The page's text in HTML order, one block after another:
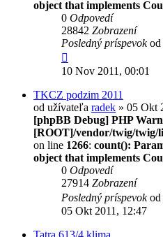
object that implements
0 Odpovedí
28842 Zobrazení
Posledný príspevok
10 Nov 2011, 00:01
TKCZ podzim 2011
od užívateľa radek » 05 Okt
[phpBB Debug] PHP
[ROOT]/vendor/twig/twig/
on line 1266: count():
object that implements
0 Odpovedí
27914 Zobrazení
Posledný príspevok
05 Okt 2011, 12:47
Tatra 613/4 klima